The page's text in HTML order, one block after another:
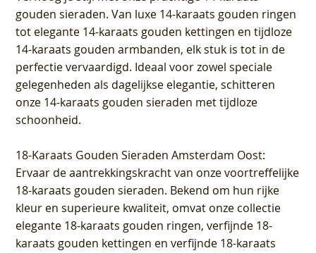
gouden sieraden. Van luxe 14-karaats gouden ringen
tot elegante 14-karaats gouden kettingen en tijdloze
14-karaats gouden armbanden, elk stuk is tot in de
perfectie vervaardigd. Ideaal voor zowel speciale
gelegenheden als dagelijkse elegantie, schitteren
onze 14-karaats gouden sieraden met tijdloze
schoonheid.
18-Karaats Gouden Sieraden Amsterdam Oost:
Ervaar de aantrekkingskracht van onze voortreffelijke
18-karaats gouden sieraden. Bekend om hun rijke
kleur en superieure kwaliteit, omvat onze collectie
elegante 18-karaats gouden ringen, verfijnde 18-
karaats gouden kettingen en verfijnde 18-karaats